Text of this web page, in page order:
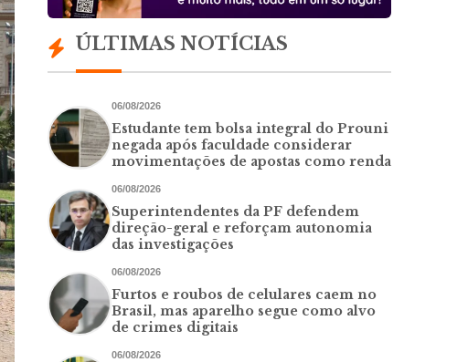
ÚLTIMAS NOTÍCIAS
06/08/2026
Estudante tem bolsa integral do Prouni
negada após faculdade considerar
movimentações de apostas como renda
06/08/2026
Superintendentes da PF defendem
direção-geral e reforçam autonomia
das investigações
06/08/2026
Furtos e roubos de celulares caem no
Brasil, mas aparelho segue como alvo
de crimes digitais
06/08/2026